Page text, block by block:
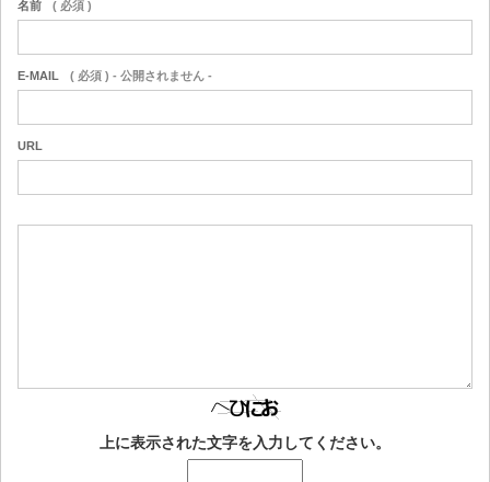
名前 ( 必須 )
E-MAIL ( 必須 ) - 公開されません -
URL
上に表示された文字を入力してください。